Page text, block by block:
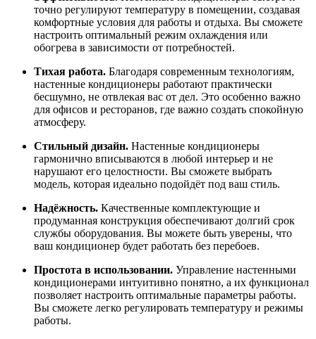
точно регулируют температуру в помещении, создавая
комфортные условия для работы и отдыха. Вы сможете
настроить оптимальный режим охлаждения или
обогрева в зависимости от потребностей.
Тихая работа. Благодаря современным технологиям,
настенные кондиционеры работают практически
бесшумно, не отвлекая вас от дел. Это особенно важно
для офисов и ресторанов, где важно создать спокойную
атмосферу.
Стильный дизайн. Настенные кондиционеры
гармонично вписываются в любой интерьер и не
нарушают его целостности. Вы сможете выбрать
модель, которая идеально подойдёт под ваш стиль.
Надёжность. Качественные комплектующие и
продуманная конструкция обеспечивают долгий срок
службы оборудования. Вы можете быть уверены, что
ваш кондиционер будет работать без перебоев.
Простота в использовании. Управление настенными
кондиционерами интуитивно понятно, а их функционал
позволяет настроить оптимальные параметры работы.
Вы сможете легко регулировать температуру и режимы
работы.